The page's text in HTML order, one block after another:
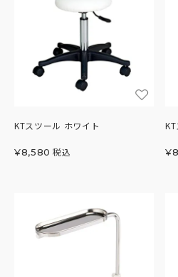
KTスツール ホワイト
¥8,580 税込 ¥